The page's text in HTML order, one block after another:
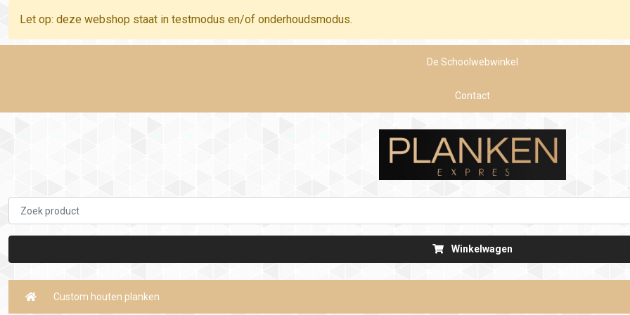
Let op: deze webshop staat in testmodus en/of onderhoudsmodus.
De Schoolwebwinkel
Contact
Winkelwagen
Custom houten planken